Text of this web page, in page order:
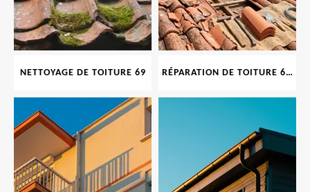
NETTOYAGE DE TOITURE 69 RÉPARATION DE TOITURE 69 RHONE, TUILES CASSÉES OU ABIMÉES